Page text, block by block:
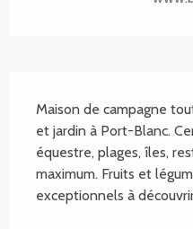
Maison de campagne
et jardin à Port-Blanc.
équestre, plages, îles,
maximum. Fruits et
exceptionnels à